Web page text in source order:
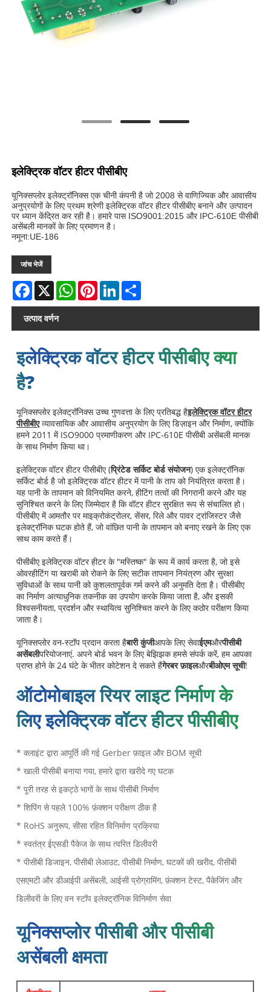
इलेक्ट्रिक वॉटर हीटर पीसीबीए
यूनिक्सप्लोर इलेक्ट्रॉनिक्स एक चीनी कंपनी है जो 2008 से वाणिज्यिक और आवासीय
अनुप्रयोगों के लिए प्रथम श्रेणी इलेक्ट्रिक वॉटर हीटर पीसीबीए बनाने और उत्पादन
पर ध्यान केंद्रित कर रही है। हमारे पास ISO9001:2015 और IPC-610E पीसीबी
असेंबली मानकों के लिए प्रमाणन है।
नमूना:UE-186
जांच भेजें
Facebook
X WhatsAppPinterestLinkedInShare
उत्पाद वर्णन
इलेक्ट्रिक वॉटर हीटर पीसीबीए क्या
है?
यूनिक्सप्लोर इलेक्ट्रॉनिक्स उच्च गुणवत्ता के लिए प्रतिबद्ध हैइलेक्ट्रिक वॉटर हीटर
पीसीबीएव्यावसायिक और आवासीय अनुप्रयोग के लिए डिज़ाइन और निर्माण, क्योंकि
हमने 2011 में ISO9000 प्रमाणीकरण और IPC-610E पीसीबी असेंबली मानक
के साथ निर्माण किया था।
इलेक्ट्रिक वॉटर हीटर पीसीबीए (प्रिंटेड सर्किट बोर्ड संयोजन) एक इलेक्ट्रॉनिक
सर्किट बोर्ड है जो इलेक्ट्रिक वॉटर हीटर में पानी के ताप को नियंत्रित करता है।
यह पानी के तापमान को विनियमित करने, हीटिंग तत्वों की निगरानी करने और यह
सुनिश्चित करने के लिए जिम्मेदार है कि वॉटर हीटर सुरक्षित रूप से संचालित हो।
पीसीबीए में आमतौर पर माइक्रोकंट्रोलर, सेंसर, रिले और पावर ट्रांजिस्टर जैसे
इलेक्ट्रॉनिक घटक होते हैं, जो वांछित पानी के तापमान को बनाए रखने के लिए एक
साथ काम करते हैं।
पीसीबीए इलेक्ट्रिक वॉटर हीटर के "मस्तिष्क" के रूप में कार्य करता है, जो इसे
ओवरहीटिंग या खराबी को रोकने के लिए सटीक तापमान नियंत्रण और सुरक्षा
सुविधाओं के साथ पानी को कुशलतापूर्वक गर्म करने की अनुमति देता है। पीसीबीए
का निर्माण अत्याधुनिक तकनीक का उपयोग करके किया जाता है, और इसकी
विश्वसनीयता, प्रदर्शन और स्थायित्व सुनिश्चित करने के लिए कठोर परीक्षण किया
जाता है।
यूनिक्सप्लोर वन-स्टॉप प्रदान करता हैबारी कुंजीआपके लिए सेवाईएमऔरपीसीबी
असेंबलीपरियोजनाएं. अपने बोर्ड भवन के लिए बेझिझक हमसे संपर्क करें, हम आपका
प्राप्त होने के 24 घंटे के भीतर कोटेशन दे सकते हैंगेरबर फ़ाइलऔरबीओएम सूची!
ऑटोमोबाइल रियर लाइट निर्माण के
लिए इलेक्ट्रिक वॉटर हीटर पीसीबीए
* क्लाइंट द्वारा आपूर्ति की गई Gerber फ़ाइल और BOM सूची
* खाली पीसीबी बनाया गया, हमारे द्वारा खरीदे गए घटक
* पूरी तरह से इकट्ठे भागों के साथ पीसीबी निर्माण
* शिपिंग से पहले 100% फ़ंक्शन परीक्षण ठीक है
* RoHS अनुरूप, सीसा रहित विनिर्माण प्रक्रिया
* स्वतंत्र ईएसडी पैकेज के साथ त्वरित डिलीवरी
* पीसीबी डिजाइन, पीसीबी लेआउट, पीसीबी निर्माण, घटकों की खरीद, पीसीबी
एसएमटी और डीआईपी असेंबली, आईसी प्रोग्रामिंग, फ़ंक्शन टेस्ट, पैकेजिंग और
डिलीवरी के लिए वन स्टॉप इलेक्ट्रॉनिक विनिर्माण सेवा
यूनिक्सप्लोर पीसीबी और पीसीबी
असेंबली क्षमता